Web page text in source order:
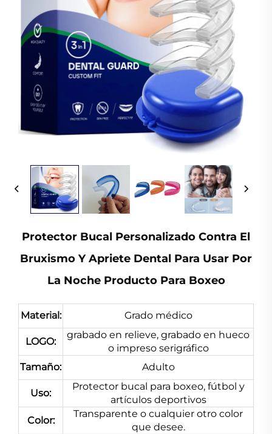
Protector Bucal Personalizado Contra El
Bruxismo Y Apriete Dental Para Usar Por
La Noche Producto Para Boxeo
Material: Grado médico
LOGO:
grabado en relieve, grabado en hueco
o impreso serigráfico
Tamaño:
Adulto
Uso:
Protector bucal para boxeo, fútbol y
artículos deportivos
Color:
Transparente o cualquier otro color
que desee.